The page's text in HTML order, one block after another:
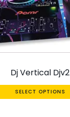
Dj Vertical Djv2
SELECT OPTIONS